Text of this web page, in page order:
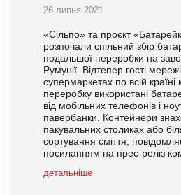
26 липня 2021
«Сільпо» та проєкт
розпочали спільний збір
подальшої переробки на
Румунії. Відтепер гості
супермаркетах по всій
переробку використані
від мобільних телефонів і
павербанки. Контейнери
пакувальних столиках або
сортування сміття,
посиланням на прес-реліз
детальніше